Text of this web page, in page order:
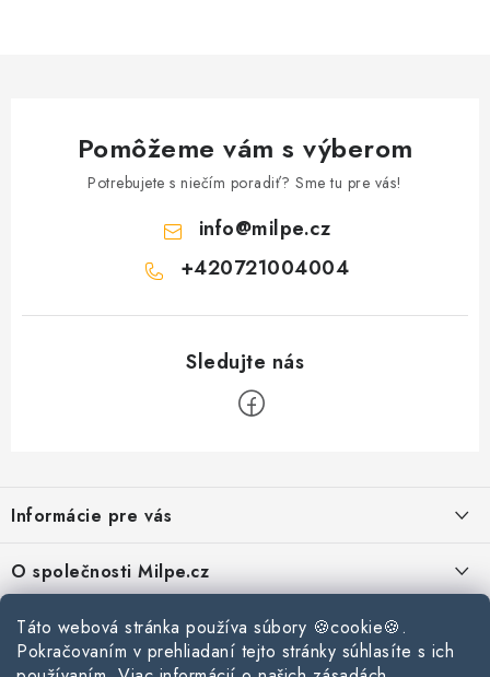
Táto webová stránka používa súbory 🍪cookie🍪.
Pokračovaním v prehliadaní tejto stránky súhlasíte s ich
Pomôžeme vám s výberom
Potrebujete s niečím poradiť? Sme tu pre vás!
info@milpe.cz
+420721004004
p
ä
t
Informácie pre vás
Zásady používania súborov cookie
Podmínky ochrany osobních údajů
O společnosti Milpe.cz
O spoločnosti Milpe
Kontakty
Kontaktné informácie